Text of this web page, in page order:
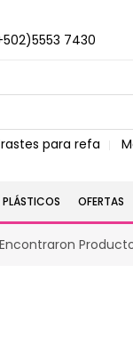
7430
para refa
OFERTAS